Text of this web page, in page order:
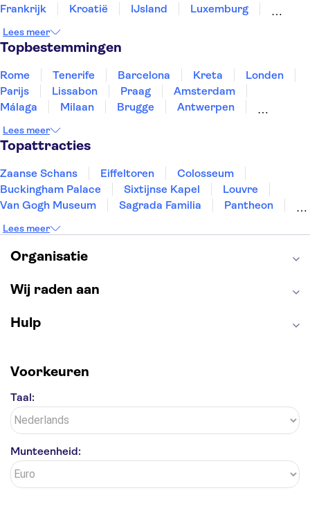
Frankrijk
Kroatië IJsland
Luxemburg
Slovenië
Thailand
Lees meer
Topbestemmingen
Rome Tenerife Barcelona Kreta
Londen
Parijs
Lissabon Praag
Amsterdam
Málaga
Milaan Brugge
Antwerpen
Eindhoven
Lees meer
Topattracties
Zaanse Schans Eiffeltoren
Colosseum
Buckingham Palace
Sixtijnse Kapel
Louvre
Van Gogh Museum
Sagrada Familia
Pantheon
Keukenhof
ARTIS
Edinburgh Castle
Alcatraz
Park Güell
Lees meer
Organisatie
Wij raden aan
Hulp
Voorkeuren
Taal:
Munteenheid: